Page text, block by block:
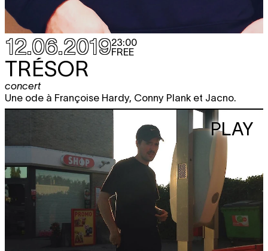
12.06.201923:00
FREE
TRÉSOR
concert
Une ode à Françoise Hardy, Conny Plank et Jacno.
PLAY